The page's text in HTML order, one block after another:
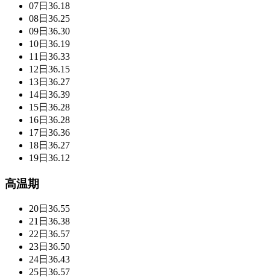
07日 36.18
08日 36.25
09日 36.30
10日 36.19
11日 36.33
12日 36.15
13日 36.27
14日 36.39
15日 36.28
16日 36.28
17日 36.36
18日 36.27
19日 36.12
高温期
20日 36.55
21日 36.38
22日 36.57
23日 36.50
24日 36.43
25日 36.57